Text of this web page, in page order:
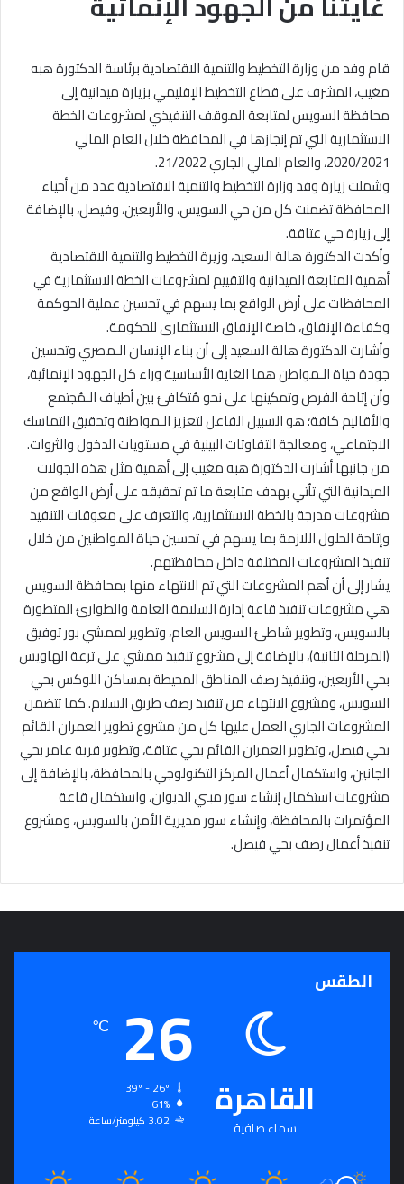
قام وفد من وزارة التخطيط والتنمية الاقتصادية برئاسة الدكتورة هبه
مغيب، المشرف على قطاع التخطيط الإقليمي بزيارة ميدانية إلى
محافظة السويس لمتابعة الموقف التنفيذي لمشروعات الخطة
الاستثمارية التي تم إنجازها في المحافظة خلال العام المالي
2020/2021، والعام المالي الجاري 21/2022.
وشملت زيارة وفد وزارة التخطيط والتنمية الاقتصادية عدد من أحياء
المحافظة تضمنت كل من حي السويس، والأربعين، وفيصل، بالإضافة
إلى زيارة حي عتاقة.
وأكدت الدكتورة هالة السعيد، وزيرة التخطيط والتنمية الاقتصادية
أهمية المتابعة الميدانية والتقييم لمشروعات الخطة الاستثمارية في
المحافظات على أرض الواقع بما يسهم في تحسين عملية الحوكمة
وكفاءة الإنفاق، خاصة الإنفاق الاستثمارى للحكومة.
وأشارت الدكتورة هالة السعيد إلى أن بناء الإنسان الـمصري وتحسين
جودة حياة الـمواطن هما الغاية الأساسية وراء كل الجهود الإنمائية،
وأن إتاحة الفرص وتمكينها على نحو مُتكافئ بين أطياف الـمُجتمع
والأقاليم كافة؛ هو السبيل الفاعل لتعزيز الـمواطنة وتحقيق التماسك
الاجتماعي، ومعالجة التفاوتات البينية في مستويات الدخول والثروات.
من جانبها أشارت الدكتورة هبه مغيب إلى أهمية مثل هذه الجولات
الميدانية التي تأتي بهدف متابعة ما تم تحقيقه على أرض الواقع من
مشروعات مدرجة بالخطة الاستثمارية، والتعرف على معوقات التنفيذ
وإتاحة الحلول اللازمة بما يسهم في تحسين حياة المواطنين من خلال
تنفيذ المشروعات المختلفة داخل محافظتهم.
يشار إلى أن أهم المشروعات التي تم الانتهاء منها بمحافظة السويس
هي مشروعات تنفيذ قاعة إدارة السلامة العامة والطوارئ المتطورة
بالسويس، وتطوير شاطئ السويس العام، وتطوير لممشي بور توفيق
(المرحلة الثانية)، بالإضافة إلى مشروع تنفيذ ممشي على ترعة الهاويس
بحي الأربعين، وتنفيذ رصف المناطق المحيطة بمساكن اللوكس بحي
السويس، ومشروع الانتهاء من تنفيذ رصف طريق السلام. كما تتضمن
المشروعات الجاري العمل عليها كل من مشروع تطوير العمران القائم
بحي فيصل، وتطوير العمران القائم بحي عتاقة، وتطوير قرية عامر بحي
الجانين، واستكمال أعمال المركز التكنولوجي بالمحافظة، بالإضافة إلى
مشروعات استكمال إنشاء سور مبني الديوان، واستكمال قاعة
المؤتمرات بالمحافظة، وإنشاء سور مديرية الأمن بالسويس، ومشروع
تنفيذ أعمال رصف بحي فيصل.
الطقس
القاهرة
سماء صافية
26
℃
61%
3.02 كيلومتر/ساعة